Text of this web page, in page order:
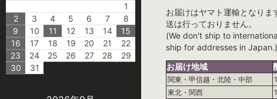
1
2
3 4 5 6 7
8
9
10 11 12 13 14
15
16
17 18 19 20 21
22
23
24 25 26 27 28
29
30
31
お届けはヤマト運輸となりま
送は行っておりません。
(We don't ship to
ship for addresses in Japan.)
お届け地域
関東・甲信越・北陸・中部
東北・関西